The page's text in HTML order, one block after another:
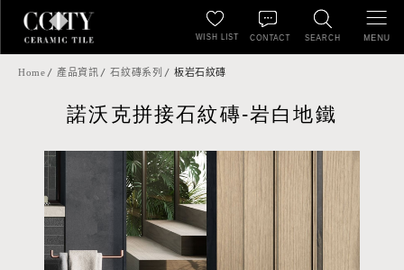
SEARCH
WISH LIST CONTACT MENU
Home 產品資訊 石紋磚系列 板岩石紋磚
諾沃克拼接石紋磚-岩白地鐵